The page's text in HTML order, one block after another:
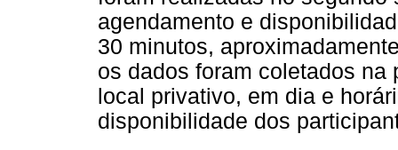
agendamento e
30 minutos,
os dados foram coletados na
local privativo, em dia e
disponibilidade dos